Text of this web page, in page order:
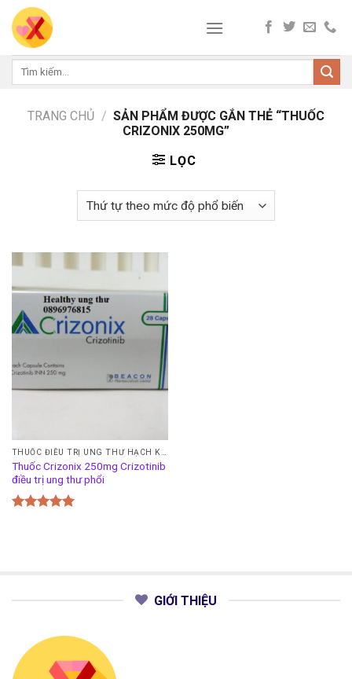
Skip
content
Tìm
TRANG CHỦ / SẢN PHẨM ĐƯỢC GẮN THẺ “THUỐC
CRIZONIX 250MG”
LỌC
THUỐC ĐIỀU TRỊ UNG THƯ HẠCH KHÔNG HODGKIN
Thuốc Crizonix 250mg Crizotinib
điều trị ung thư phổi
GIỚI THIỆU